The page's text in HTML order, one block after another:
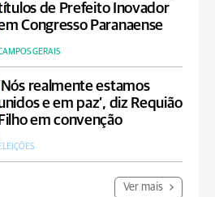
de Prefeito Inovador
Congresso Paranaense
GERAIS
realmente estamos
e em paz’, diz Requião
Filho em convenção
ELEIÇÕES
Ver mais